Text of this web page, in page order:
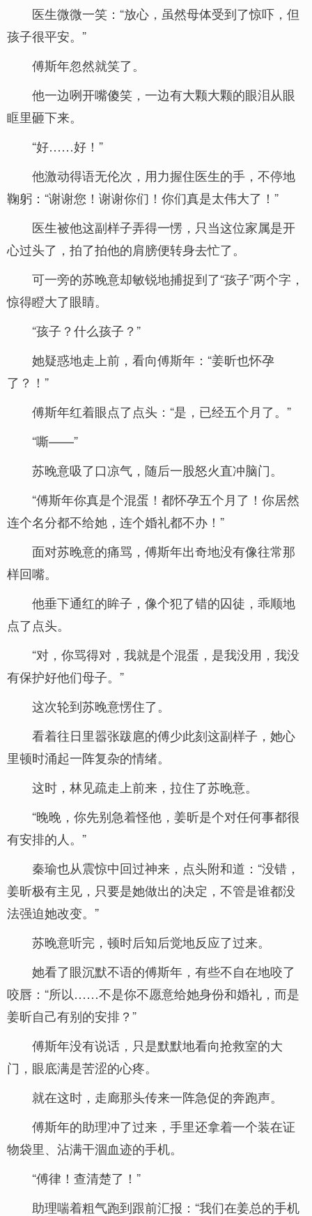
医生微微一笑：“放心，虽然母体受到了惊吓，但
孩子很平安。”
傅斯年忽然就笑了。
他一边咧开嘴傻笑，一边有大颗大颗的眼泪从眼
眶里砸下来。
“好……好！”
他激动得语无伦次，用力握住医生的手，不停地
鞠躬：“谢谢您！谢谢你们！你们真是太伟大了！”
医生被他这副样子弄得一愣，只当这位家属是开
心过头了，拍了拍他的肩膀便转身去忙了。
可一旁的苏晚意却敏锐地捕捉到了“孩子”两个字，
惊得瞪大了眼睛。
“孩子？什么孩子？”
她疑惑地走上前，看向傅斯年：“姜昕也怀孕
了？！”
傅斯年红着眼点了点头：“是，已经五个月了。”
“嘶——”
苏晚意吸了口凉气，随后一股怒火直冲脑门。
“傅斯年你真是个混蛋！都怀孕五个月了！你居然
连个名分都不给她，连个婚礼都不办！”
面对苏晚意的痛骂，傅斯年出奇地没有像往常那
样回嘴。
他垂下通红的眸子，像个犯了错的囚徒，乖顺地
点了点头。
“对，你骂得对，我就是个混蛋，是我没用，我没
有保护好他们母子。”
这次轮到苏晚意愣住了。
看着往日里嚣张跋扈的傅少此刻这副样子，她心
里顿时涌起一阵复杂的情绪。
这时，林见疏走上前来，拉住了苏晚意。
“晚晚，你先别急着怪他，姜昕是个对任何事都很
有安排的人。”
秦瑜也从震惊中回过神来，点头附和道：“没错，
姜昕极有主见，只要是她做出的决定，不管是谁都没
法强迫她改变。”
苏晚意听完，顿时后知后觉地反应了过来。
她看了眼沉默不语的傅斯年，有些不自在地咬了
咬唇：“所以……不是你不愿意给她身份和婚礼，而是
姜昕自己有别的安排？”
傅斯年没有说话，只是默默地看向抢救室的大
门，眼底满是苦涩的心疼。
就在这时，走廊那头传来一阵急促的奔跑声。
傅斯年的助理冲了过来，手里还拿着一个装在证
物袋里、沾满干涸血迹的手机。
“傅律！查清楚了！”
助理喘着粗气跑到跟前汇报：“我们在姜总的手机